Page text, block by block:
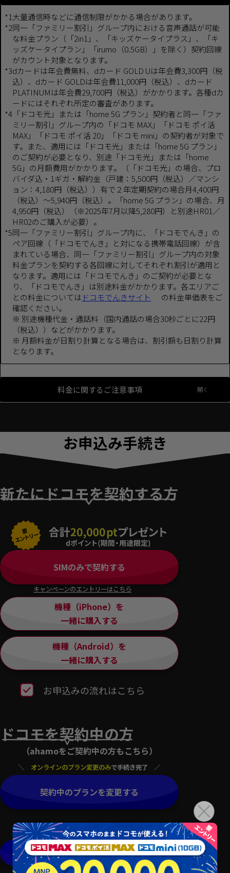
*1大量通信時などに通信制限がかかる場合があります。
*2同一「ファミリー割引」グループ内における音声通話が可能
な料金プラン（「2in1」、「キッズケータイプラス」、「キ
ッズケータイプラン」「irumo（0.5GB）」を除く）契約回線
がカウント対象となります。
*3dカードは年会費無料、dカード GOLD Uは年会費3,300円（税
込）、dカード GOLDは年会費11,000円（税込）、dカード
PLATINUMは年会費29,700円（税込）がかかります。各種dカ
ードにはそれぞれ所定の審査があります。
*4 「ドコモ光」または「home 5G プラン」契約者と同一「ファ
ミリー割引」グループ内の「ドコモ MAX」「ドコモ ポイ活
MAX」「ドコモ ポイ活 20」「ドコモ mini」の契約者が対象で
す。また、適用には「ドコモ光」または「home 5G プラン」
のご契約が必要となり、別途「ドコモ光」または「home
5G」の月額費用がかかります。（「ドコモ光」の場合、プロ
バイダ込・1ギガ・解約金（戸建：5,500円（税込）／マンシ
ョン：4,180円（税込））有で２年定期契約の場合月4,400円
（税込）～5,940円（税込）。「home 5G プラン」の場合、月
4,950円（税込）（※2025年7月以降5,280円）と別途HR01／
HR02のご購入が必要）。
*5同一「ファミリー割引」グループ内に、「ドコモでんき」の
ペア回線（「ドコモでんき」と対になる携帯電話回線）が含
まれている場合、同一「ファミリー割引」グループ内の対象
料金プランを契約する各回線に対してそれぞれ割引が適用と
なります。適用には「ドコモでんき」のご契約が必要とな
り、「ドコモでんき」は別途料金がかかります。各エリアご
との料金については ドコモでんきサイト
の料金単価表をご
確認ください。
※ 別途機種代金・通話料（国内通話の場合30秒ごとに22円
（税込））などがかかります。
※ 月額料金が日割り計算となる場合は、割引額も日割り計算
となります。
料金に関するご注意事項
お申込み手続き
新たにドコモを契約する方
SIMのみで契約する
キャンペーンのエントリーはこちら
機種（iPhone）を
一緒に購入する
機種（Android）を
一緒に購入する
お申込みの流れはこちら
ドコモを契約中の方
（ahamoをご契約中の方もこちら）
オンラインのプラン変更のみで手続き完了
契約中のプランを変更する
オンライン相談もこちらから
無料相談もOK 店舗で申込む